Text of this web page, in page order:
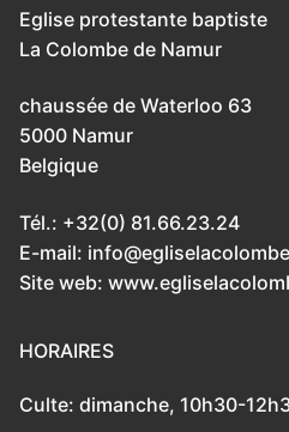
Eglise protestante baptiste
La Colombe de Namur
chaussée de Waterloo 63
5000 Namur
Belgique
Tél.: +32(0) 81.66.23.24
E-mail:
Site web:
HORAIRES
Culte: dimanche, 10h30-